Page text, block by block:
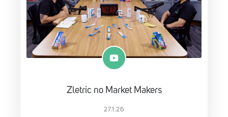
Zletric no Market Makers
27.1.26